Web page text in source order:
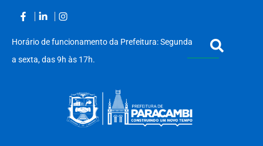
Horário de funcionamento da Prefeitura: Segunda
a sexta, das 9h às 17h.